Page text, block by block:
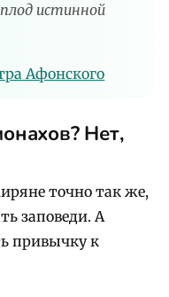
истинной
Афонского
Нет,
точно так же,
заповеди. А
привычку к